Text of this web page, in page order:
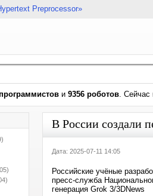
Preprocessor»
и 9356 роботов. Сейчас
В России создали
Дата: 2025-07-11 14:05
Российские учёные
пресс-служба
генерация Grok 3/3DNews